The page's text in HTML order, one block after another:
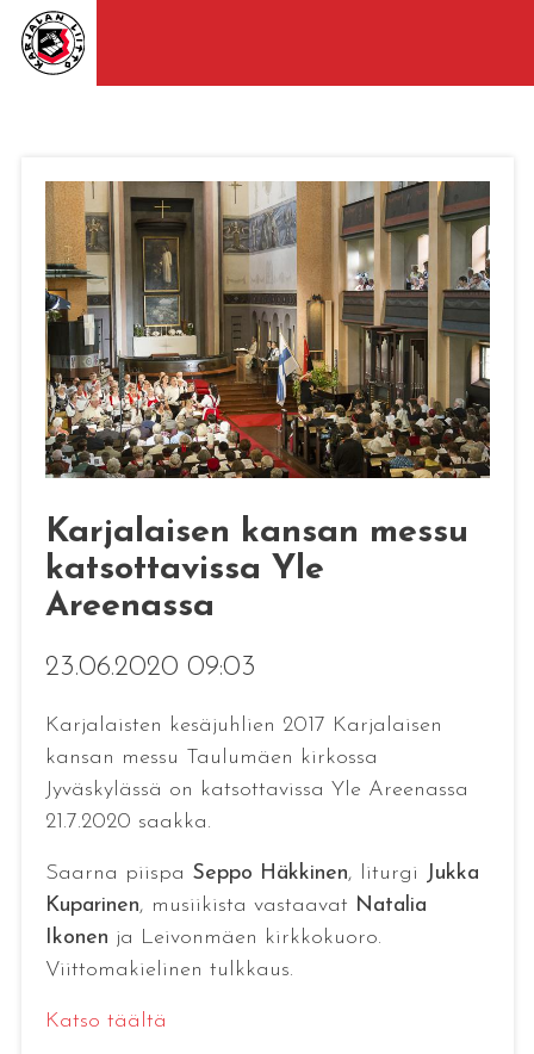
Karjalaisen kansan messu
katsottavissa Yle
Areenassa
23.06.2020 09:03
Karjalaisten kesäjuhlien 2017 Karjalaisen
kansan messu Taulumäen kirkossa
Jyväskylässä on katsottavissa Yle Areenassa
21.7.2020 saakka.
Saarna piispa Seppo Häkkinen, liturgi Jukka
Kuparinen, musiikista vastaavat Natalia
Ikonen ja Leivonmäen kirkkokuoro.
Viittomakielinen tulkkaus.
Katso täältä